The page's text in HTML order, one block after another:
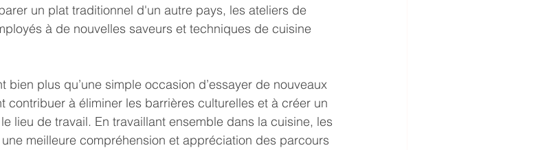
un plat traditionnel d'un autre pays, les ateliers de
à de nouvelles saveurs et techniques de cuisine
bien plus qu’une simple occasion d’essayer de nouveaux
contribuer à éliminer les barrières culturelles et à créer un
lieu de travail. En travaillant ensemble dans la cuisine, les
meilleure compréhension et appréciation des parcours